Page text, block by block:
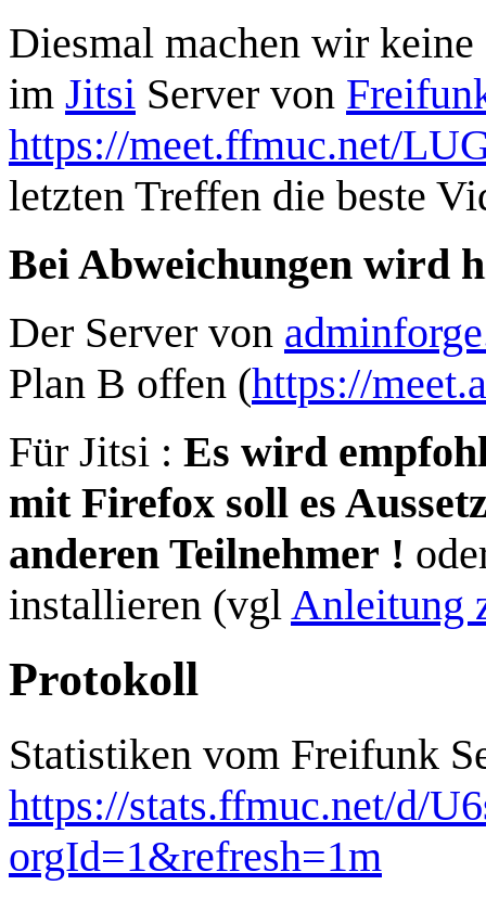
Diesmal machen wir
im Jitsi Server von
https://meet.ffmuc.net/
letzten Treffen die beste
Bei Abweichungen wird
Der Server von
Plan B offen (https://
Für Jitsi : Es wird
mit Firefox soll es
anderen Teilnehmer !
installieren (vgl Anleitung
Protokoll
Statistiken vom Freifunk
https://stats.ffmuc.net/d/
orgId=1&refresh=1m